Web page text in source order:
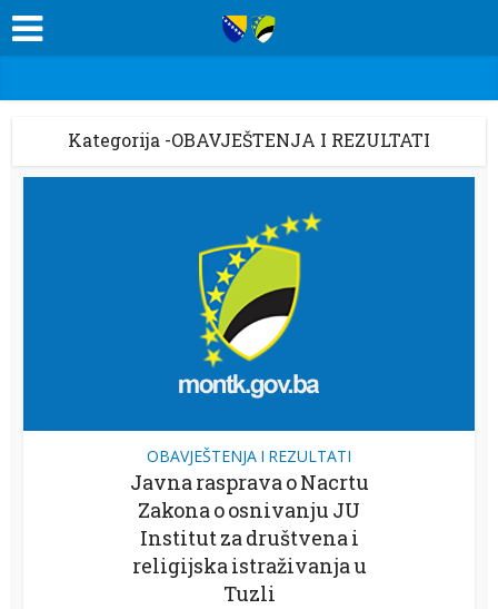
Kategorija -OBAVJEŠTENJA I REZULTATI
OBAVJEŠTENJA I REZULTATI
Javna rasprava o Nacrtu
Zakona o osnivanju JU
Institut za društvena i
religijska istraživanja u
Tuzli